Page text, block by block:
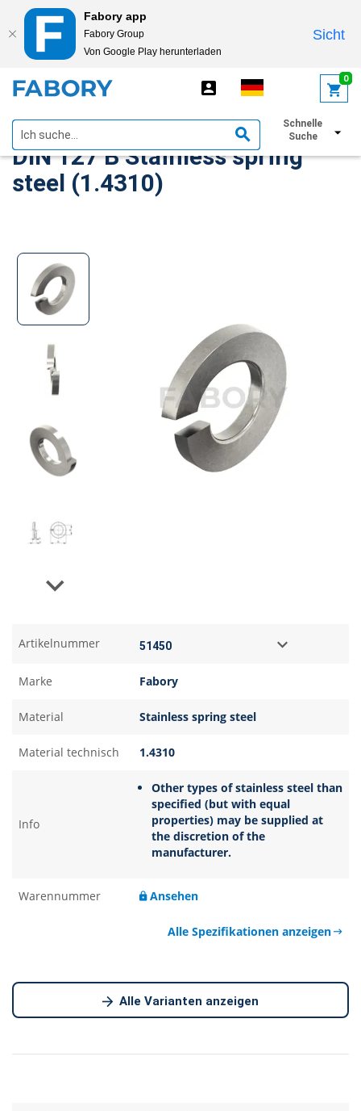
Fabory app
Fabory Group
Von Google Play herunterladen
Sicht
0
Schnelle
Suche
Spiralförmige Federscheiben
DIN 127 B Stainless spring
steel (1.4310)
Next
Artikelnummer
Marke Fabory
Material Stainless spring steel
Material technisch 1.4310
Info
Other types of stainless steel than
specified (but with equal
properties) may be supplied at
the discretion of the
manufacturer.
Warennummer Ansehen
Alle Spezifikationen anzeigen
Alle Varianten anzeigen